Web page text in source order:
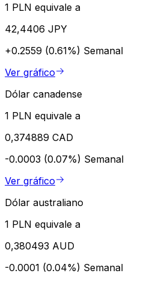
1 PLN equivale a
42,4406 JPY
+0.2559 (0.61%) Semanal
Ver gráfico
Dólar canadense
1 PLN equivale a
0,374889 CAD
-0.0003 (0.07%) Semanal
Ver gráfico
Dólar australiano
1 PLN equivale a
0,380493 AUD
-0.0001 (0.04%) Semanal